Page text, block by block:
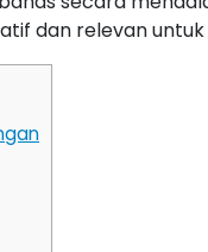
dan relevan